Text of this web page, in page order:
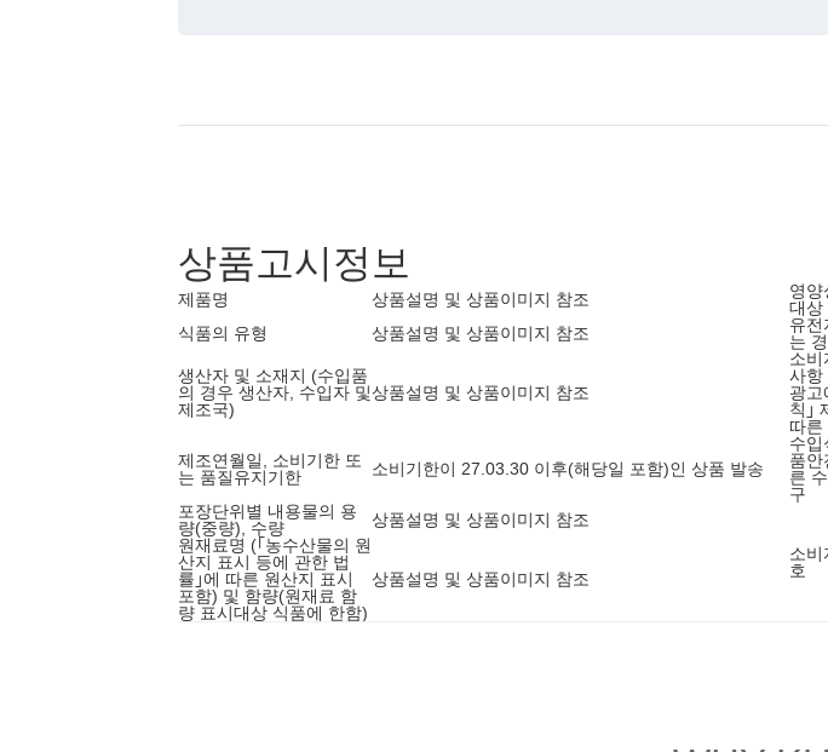
상품고시정보
제품명 상품설명 및 상품이미지 참조
영양
대상
식품의 유형
상품설명 및 상품이미지 참조
유전
는
생산자 및 소재지 (수입품
의 경우 생산자, 수입자 및
제조국)
상품설명 및 상품이미지 참조
소비
사항
광고
칙｣
따른
제조연월일, 소비기한 또
는 품질유지기한
소비기한이 27.03.30 이후(해당일 포함)인 상품 발송
수입
품안
른
구
포장단위별 내용물의 용
량(중량), 수량
상품설명 및 상품이미지 참조
소비
호
원재료명 (｢농수산물의 원
산지 표시 등에 관한 법
률｣에 따른 원산지 표시
포함) 및 함량(원재료 함
량 표시대상 식품에 한함)
상품설명 및 상품이미지 참조